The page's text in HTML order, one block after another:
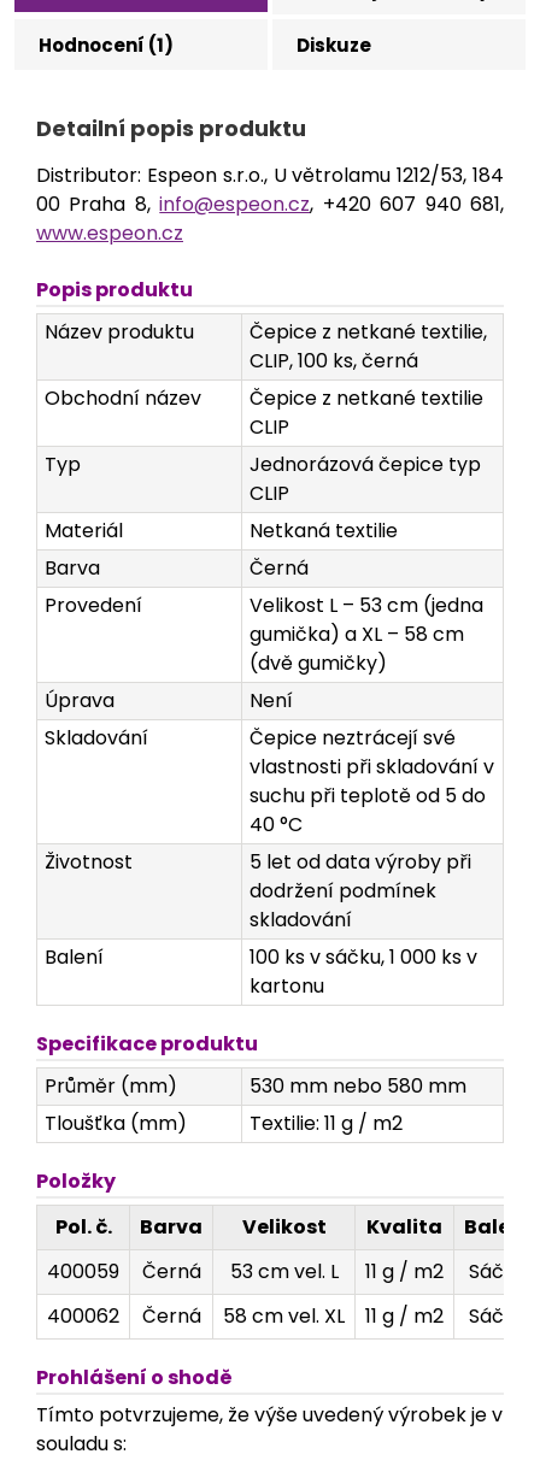
Hodnocení (1) Diskuze
Detailní popis produktu
Distributor: Espeon s.r.o., U větrolamu 1212/53, 184
00 Praha 8,info@espeon.cz, +420 607 940 681,
www.espeon.cz
Popis produktu
Název produktu
Čepice z netkané textilie,
CLIP, 100 ks, černá
Obchodní název
Čepice z netkané textilie
CLIP
Typ
Jednorázová čepice typ
CLIP
Materiál
Netkaná textilie
Barva
Černá
Provedení
Velikost L – 53 cm (jedna
gumička) a XL – 58 cm
(dvě gumičky)
Úprava
Není
Skladování
Čepice neztrácejí své
vlastnosti při skladování v
suchu při teplotě od 5 do
40 °C
Životnost
5 let od data výroby při
dodržení podmínek
skladování
Balení
100 ks v sáčku, 1 000 ks v
kartonu
Specifikace produktu
Průměr (mm)
530 mm nebo 580 mm
Tloušťka (mm)
Textilie: 11 g / m2
Položky
Pol. č.
Barva Velikost Kvalita
Balení
400059
Černá 53 cm vel. L 11 g / m2
Sáček
400062
Černá 58 cm vel. XL 11 g / m2 Sáček
Prohlášení o shodě
Tímto potvrzujeme, že výše uvedený výrobek je v
souladu s: